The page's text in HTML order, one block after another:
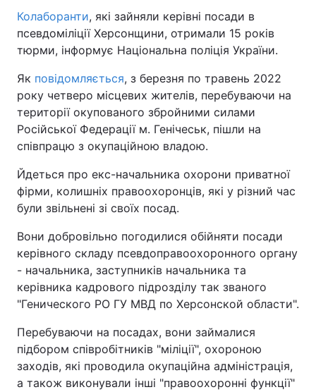
Колаборанти, які зайняли керівні посади в
псевдоміліції Херсонщини, отримали 15 років
тюрми, інформує Національна поліція України.
Як повідомляється, з березня по травень 2022
року четверо місцевих жителів, перебуваючи на
території окупованого збройними силами
Російської Федерації м. Генічеськ, пішли на
співпрацю з окупаційною владою.
Йдеться про екс-начальника охорони приватної
фірми, колишніх правоохоронців, які у різний час
були звільнені зі своїх посад.
Вони добровільно погодилися обійняти посади
керівного складу псевдоправоохоронного органу
- начальника, заступників начальника та
керівника кадрового підрозділу так званого
"Генического РО ГУ МВД по Херсонской области".
Перебуваючи на посадах, вони займалися
підбором співробітників "міліції", охороною
заходів, які проводила окупаційна адміністрація,
а також виконували інші "правоохоронні функції"